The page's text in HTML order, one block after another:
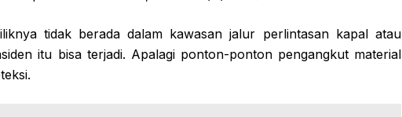
tidak berada dalam kawasan jalur perlintasan kapal atau
itu bisa terjadi. Apalagi ponton-ponton pengangkut material